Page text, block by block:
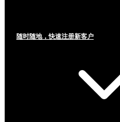
随时随地，快速注册新客户